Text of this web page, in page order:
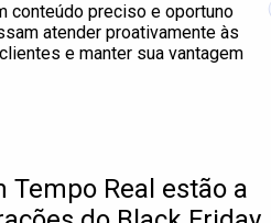
conteúdo preciso e oportuno
atender proativamente às
e manter sua vantagem
Tempo Real estão a